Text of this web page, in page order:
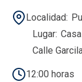
Localidad
Lugar
Calle
12:00 horas